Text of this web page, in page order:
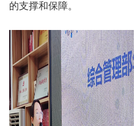
的支撑和保障。